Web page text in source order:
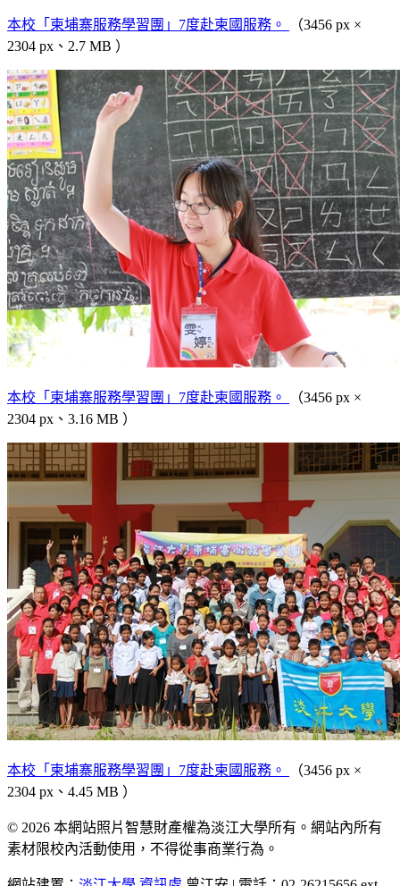
本校「柬埔寨服務學習團」7度赴柬國服務。
（3456 px ×
2304 px、2.7 MB ）
本校「柬埔寨服務學習團」7度赴柬國服務。
（3456 px ×
2304 px、3.16 MB ）
本校「柬埔寨服務學習團」7度赴柬國服務。
（3456 px ×
2304 px、4.45 MB ）
© 2026 本網站照片智慧財產權為淡江大學所有。網站內所有
素材限校內活動使用，不得從事商業行為。